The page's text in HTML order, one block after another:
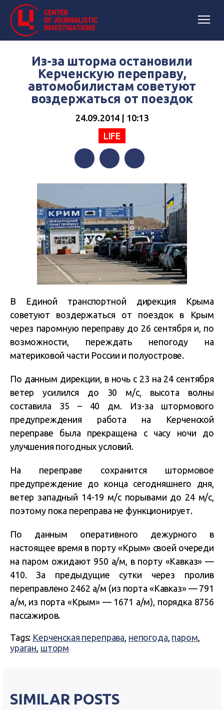
Из-за шторма остановили
Керченскую переправу,
автомобилистам советуют
воздержаться от поездок
24.09.2014 | 10:13
LIFE
В Единой транспортной дирекция Крыма
советуют воздержаться от поездок в Крым
через паромную переправу до 26 сентября и, по
возможности, переждать непогоду на
материковой части России и полуострове.
По данным дирекции, в ночь с 23 на 24 сентября
ветер усилился до 30 м/с, высота волны
составила 35 – 40 дм. Из-за штормового
предупреждения работа на Керченской
переправе была прекращена с часу ночи до
улучшения погодных условий.
На переправе сохранится штормовое
предупреждение до конца сегодняшнего дня,
ветер западный 14-19 м/с порывами до 24 м/с,
поэтому пока переправа не функционирует.
По данным оперативного дежурного в
настоящее время в порту «Крым» своей очереди
на паром ожидают 950 а/м, в порту «Кавказ» —
410. За предыдущие сутки через пролив
переправлено 2462 а/м (из порта «Кавказ» — 791
а/м, из порта «Крым» — 1671 а/м), порядка 8756
пассажиров.
Tags: Керченская переправа, непогода, паром,
ураган, шторм
SIMILAR POSTS